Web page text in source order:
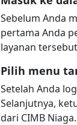
Sebelum Anda
pertama Anda
layanan
Pilih menu
Setelah Anda
Selanjutnya,
dari CIMB Niaga.